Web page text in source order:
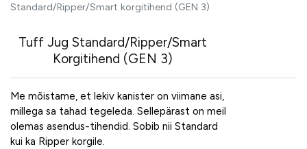
Standard/Ripper/Smart korgitihend (GEN 3)
Tuff Jug Standard/Ripper/Smart
Korgitihend (GEN 3)
Me mõistame, et lekiv kanister on viimane asi,
millega sa tahad tegeleda. Sellepärast on meil
olemas asendus-tihendid. Sobib nii Standard
kui ka Ripper korgile.